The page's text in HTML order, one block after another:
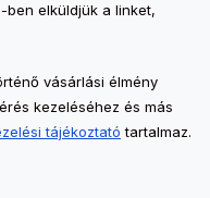
ben elküldjük a linket,
vásárlási élmény
kezeléséhez és más
tájékoztató tartalmaz.